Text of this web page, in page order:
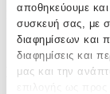
αποθηκεύουμε
συσκευή σας, με
διαφημίσεων και
διαφημίσεις και
μας και την
Κατασκευαστής:
Must
Βασικά